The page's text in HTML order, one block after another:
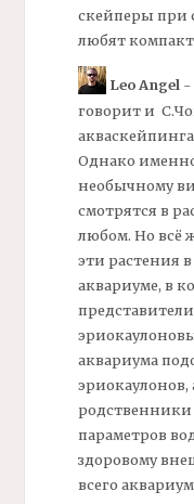
скейперы при
любят
Leo Angel-
говорит и
Однако
необычному
смотрятся в
любом. Но всё
эти растения
аквариуме, в
аквариума
параметров
здоровому
всего